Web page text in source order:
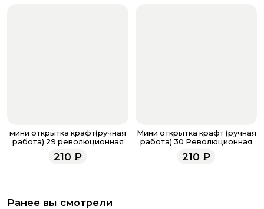
мини открытка крафт(ручная
работа) 29 революционная
210 ₽
Мини открытка крафт (ручная
работа) 30 Революционная
210 ₽
Ранее вы смотрели